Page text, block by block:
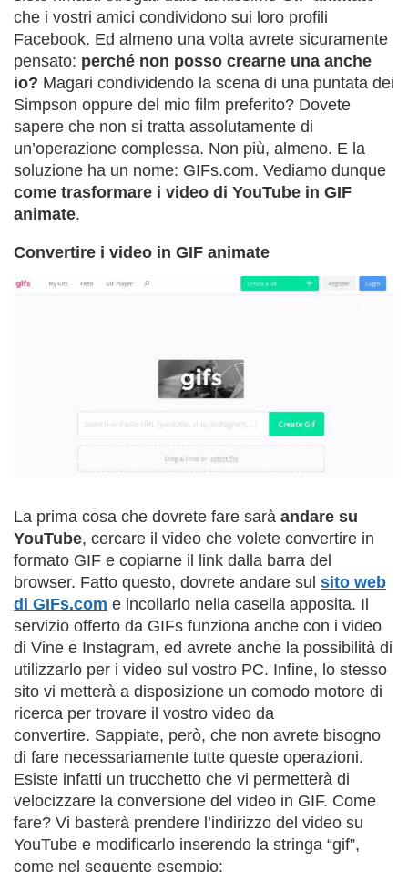
che i vostri amici condividono sui loro profili
Facebook. Ed almeno una volta avrete sicuramente
pensato: perché non posso crearne una anche
io? Magari condividendo la scena di una puntata dei
Simpson oppure del mio film preferito? Dovete
sapere che non si tratta assolutamente di
un’operazione complessa. Non più, almeno. E la
soluzione ha un nome: GIFs.com. Vediamo dunque
come trasformare i video di YouTube in GIF
animate.
Convertire i video in GIF animate
La prima cosa che dovrete fare sarà andare su
YouTube, cercare il video che volete convertire in
formato GIF e copiarne il link dalla barra del
browser. Fatto questo, dovrete andare sul sito web
di GIFs.com e incollarlo nella casella apposita. Il
servizio offerto da GIFs funziona anche con i video
di Vine e Instagram, ed avrete anche la possibilità di
utilizzarlo per i video sul vostro PC. Infine, lo stesso
sito vi metterà a disposizione un comodo motore di
ricerca per trovare il vostro video da
convertire. Sappiate, però, che non avrete bisogno
di fare necessariamente tutte queste operazioni.
Esiste infatti un trucchetto che vi permetterà di
velocizzare la conversione del video in GIF. Come
fare? Vi basterà prendere l’indirizzo del video su
YouTube e modificarlo inserendo la stringa “gif”,
come nel seguente esempio: